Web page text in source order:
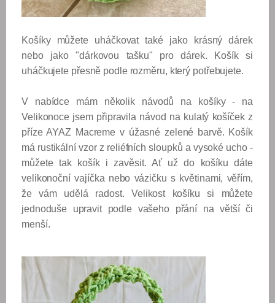
Košíky můžete uháčkovat také jako krásný dárek
nebo jako "dárkovou tašku" pro dárek. Košík si
uháčkujete přesně podle rozměru, který potřebujete.
V nabídce mám několik návodů na košíky - na
Velikonoce jsem připravila návod na kulatý košíček z
příze AYAZ Macreme v úžasné zelené barvě. Košík
má rustikální vzor z reliéfních sloupků a vysoké ucho -
můžete tak košík i zavěsit. Ať už do košíku dáte
velikonoční vajíčka nebo vázičku s květinami, věřím,
že vám udělá radost. Velikost košíku si můžete
jednoduše upravit podle vašeho přání na větší či
menší.